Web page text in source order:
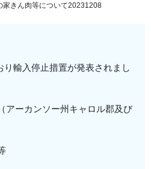
家きん肉等について20231208
り輸入停止措置が発表されまし
アーカンソー州キャロル郡及び